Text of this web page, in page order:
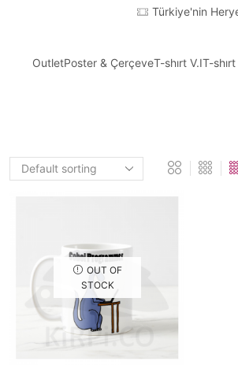
Türkiye'nin
OutletPoster & ÇerçeveT-shırt V.IT-shırt
OUT OF
STOCK